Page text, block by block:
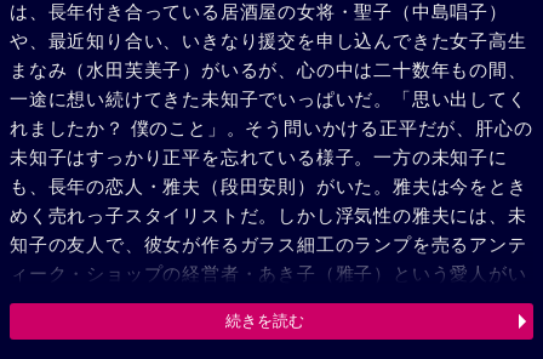
は、長年付き合っている居酒屋の女将・聖子（中島唱子）
や、最近知り合い、いきなり援交を申し込んできた女子高生
まなみ（水田芙美子）がいるが、心の中は二十数年もの間、
一途に想い続けてきた未知子でいっぱいだ。「思い出してく
れましたか？ 僕のこと」。そう問いかける正平だが、肝心の
未知子はすっかり正平を忘れている様子。一方の未知子に
も、長年の恋人・雅夫（段田安則）がいた。雅夫は今をとき
めく売れっ子スタイリストだ。しかし浮気性の雅夫には、未
知子の友人で、彼女が作るガラス細工のランプを売るアンテ
ィーク・ショップの経営者・あき子（雅子）という愛人がい
た。献身的に治療を施しながら、なにかと自分を思い出して
もらおうと試みる正平。始めのうちはしつこくされて迷惑気
続きを読む